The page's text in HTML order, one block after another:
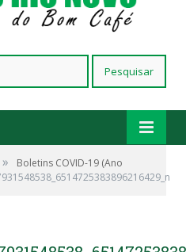
»
Boletins COVID-19 (Ano